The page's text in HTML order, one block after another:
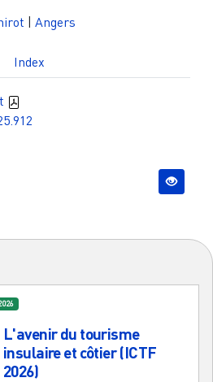
| Angers
Index
L'avenir du tourisme
insulaire et côtier (ICTF
2026)